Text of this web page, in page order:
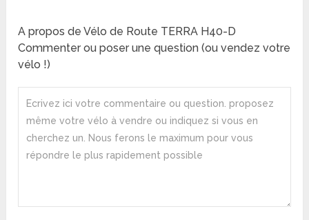
A propos de Vélo de Route TERRA H40-D
Commenter ou poser une question (ou vendez votre
vélo !)